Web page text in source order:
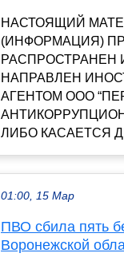
НАСТОЯЩИЙ
(ИНФОРМАЦИЯ)
РАСПРОСТРАНЕН
НАПРАВЛЕН
АГЕНТОМ ООО
ЛИБО КАСАЕТСЯ
01:00, 15 Мар
ПВО сбила пять
Воронежской